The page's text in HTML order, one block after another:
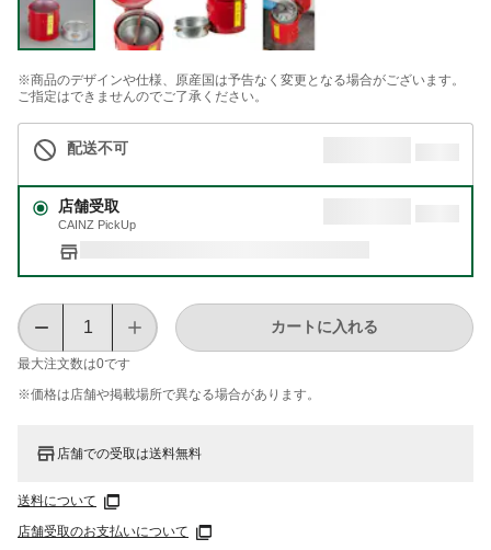
※商品のデザインや仕様、原産国は予告なく変更となる場合がございます。
ご指定はできませんのでご了承ください。
配送不可
店舗受取
CAINZ PickUp
最大注文数は0です
カートに入れる
※価格は​店舗や​掲載場所で​異なる​場合が​あります。
店舗での受取は送料無料
送料について
店舗受取のお支払いについて